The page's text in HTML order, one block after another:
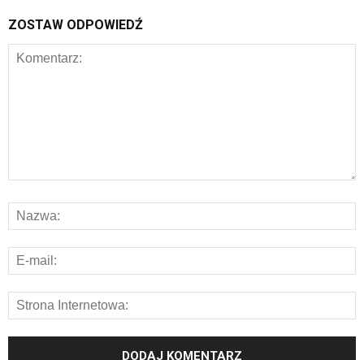
ZOSTAW ODPOWIEDŹ